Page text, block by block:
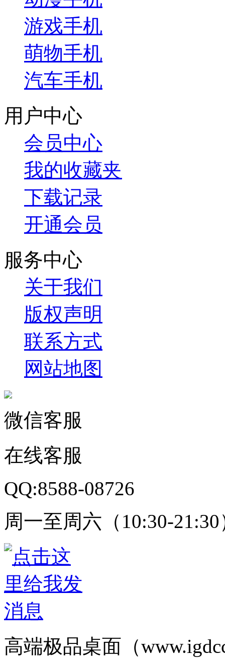
游戏手机
萌物手机
汽车手机
用户中心
会员中心
我的收藏夹
下载记录
开通会员
服务中心
关于我们
版权声明
联系方式
网站地图
微信客服
在线客服
QQ:8588-08726
周一至周六（10:30-21:30
高端极品桌面（